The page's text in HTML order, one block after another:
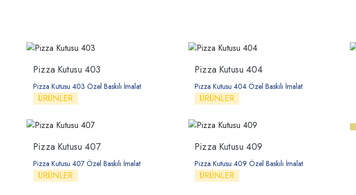
Pizza Kutusu 403
Pizza Kutusu 403 Özel Baskılı İmalat
ÜRÜNLER
Pizza Kutusu 404
Pizza Kutusu 404 Özel Baskılı İmalat
ÜRÜNLER
Pizza Kutusu 407
Pizza Kutusu 407 Özel Baskılı İmalat
ÜRÜNLER
Pizza Kutusu 409
Pizza Kutusu 409 Özel Baskılı İmalat
ÜRÜNLER